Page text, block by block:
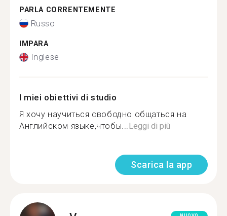
PARLA CORRENTEMENTE
Russo
IMPARA
Inglese
I miei obiettivi di studio
Я хочу научиться свободно общаться на
Английском языке,чтобы...Leggi di più
Scarica la app